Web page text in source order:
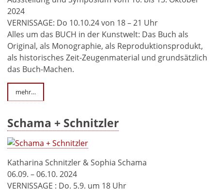
2024
VERNISSAGE: Do 10.10.24 von 18 – 21 Uhr
Alles um das BUCH in der Kunstwelt: Das Buch als
Original, als Monographie, als Reproduktionsprodukt,
als historisches Zeit-Zeugenmaterial und grundsätzlich
das Buch-Machen.
mehr…
Schama + Schnitzler
Katharina Schnitzler & Sophia Schama
06.09. – 06.10. 2024
VERNISSAGE : Do. 5.9. um 18 Uhr